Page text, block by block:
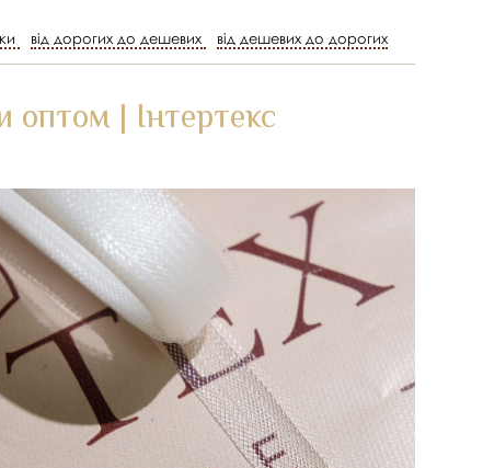
від дорогих до дешевих від дешевих до дорогих
оптом | Інтертекс